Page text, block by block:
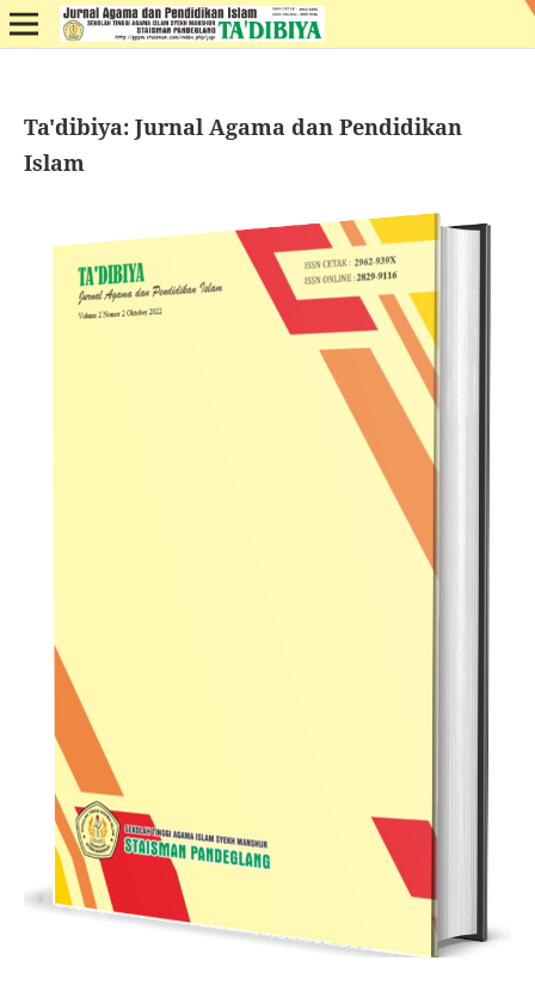
Ta'dibiya: Jurnal Agama dan Pendidikan
Islam